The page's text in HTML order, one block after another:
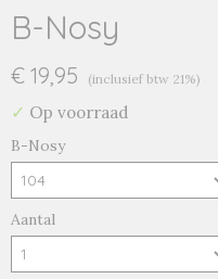
B-Nosy
€ 19,95 (inclusief btw 21%)
✓ Op voorraad
B-Nosy
Aantal